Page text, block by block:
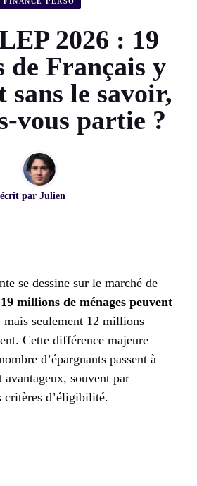
2026 : 19
de Français y
le savoir,
vous partie ?
écrit par Julien
se dessine sur le marché de
19 millions de ménages peuvent
mais seulement 12 millions
Cette différence majeure
d’épargnants passent à
avantageux, souvent par
critères d’éligibilité.